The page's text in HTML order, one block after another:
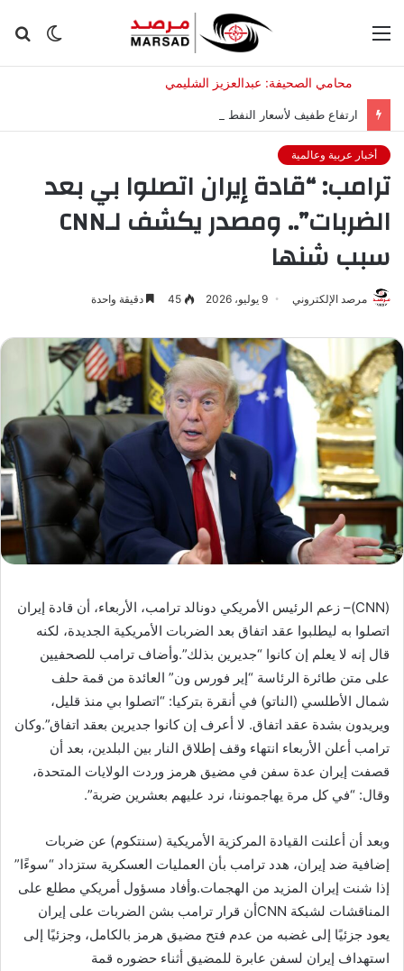
الوضع
ارتفاع طفيف لأسعار النفط مع إعلان إيران شروط فتح مضيق هرمز
أخبار عربية وعالمية
ترامب: “قادة إيران اتصلوا بي بعد
الضربات”.. ومصدر يكشف لـCNN
سبب شنها
مرصد الإلكتروني 9 يوليو، 2026 45 دقيقة واحدة
(CNN)– زعم الرئيس الأمريكي دونالد ترامب، الأربعاء، أن قادة إيران
اتصلوا به ليطلبوا عقد اتفاق بعد الضربات الأمريكية الجديدة، لكنه
قال إنه لا يعلم إن كانوا “جديرين بذلك”.وأضاف ترامب للصحفيين
على متن طائرة الرئاسة “إير فورس ون” العائدة من قمة حلف
شمال الأطلسي (الناتو) في أنقرة بتركيا: “اتصلوا بي منذ قليل،
ويريدون بشدة عقد اتفاق. لا أعرف إن كانوا جديرين بعقد اتفاق”.وكان
ترامب أعلن الأربعاء انتهاء وقف إطلاق النار بين البلدين، بعد أن
قصفت إيران عدة سفن في مضيق هرمز وردت الولايات المتحدة،
وقال: “في كل مرة يهاجموننا، نرد عليهم بعشرين ضربة”.
وبعد أن أعلنت القيادة المركزية الأمريكية (سنتكوم) عن ضربات
إضافية ضد إيران، هدد ترامب بأن العمليات العسكرية ستزداد “سوءًا”
إذا شنت إيران المزيد من الهجمات.وأفاد مسؤول أمريكي مطلع على
المناقشات لشبكة CNNأن قرار ترامب بشن الضربات على إيران
يعود جزئيًا إلى غضبه من عدم فتح مضيق هرمز بالكامل، وجزئيًا إلى
استهداف إيران لسفن عابرة للمضيق أثناء حضوره قمة